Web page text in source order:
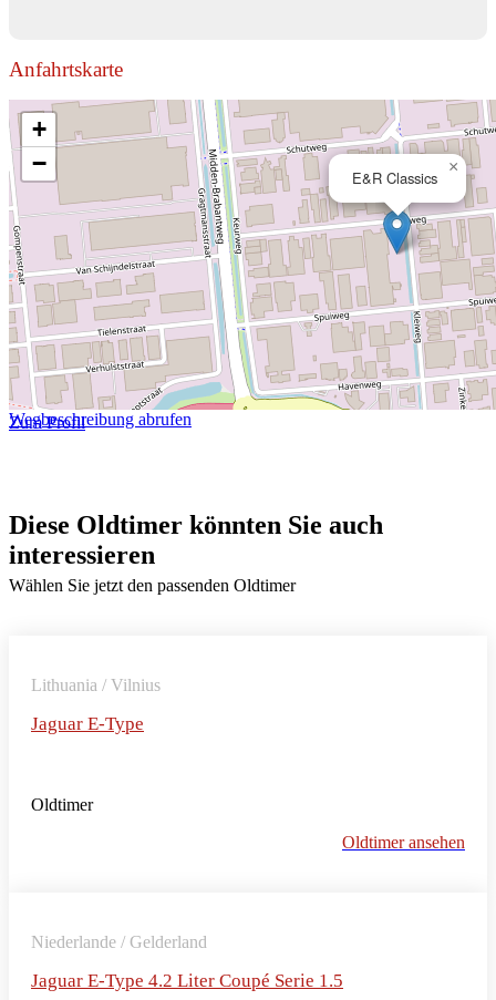
Anfahrtskarte
E&R Classics
×
+
−
Wegbeschreibung abrufen
Zum Profil
Diese Oldtimer könnten Sie auch
interessieren
Wählen Sie jetzt den passenden Oldtimer
Lithuania / Vilnius
Jaguar E-Type
Oldtimer
Oldtimer ansehen
Niederlande / Gelderland
Jaguar E-Type 4.2 Liter Coupé Serie 1.5